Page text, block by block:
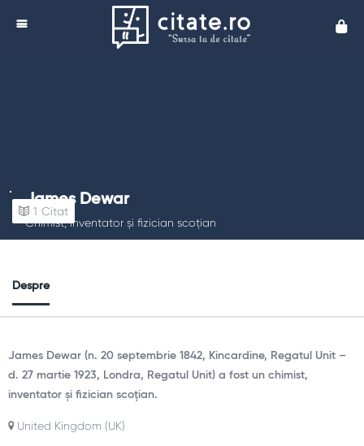
James Dewar
Chimist, inventator și fizician scoțian
1 Citat
Despre
James Dewar (n. 20 septembrie 1842, Kincardine​, Regatul Unit –
d. 27 martie 1923, Londra, Regatul Unit) a fost un chimist,
inventator și fizician scoțian.
United Kingdom (UK)